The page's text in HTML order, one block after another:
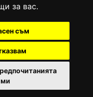
за вас.
съм
ми
в националния
национална
Вяра информационен
свидетелство за марка